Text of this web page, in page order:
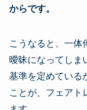
からです。
こうなると、一体
曖昧になってしま
基準を定めている
ことが、フェアト